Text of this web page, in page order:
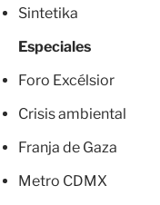
Sintetika
Especiales
Foro Excélsior
Crisis ambiental
Franja de Gaza
Metro CDMX